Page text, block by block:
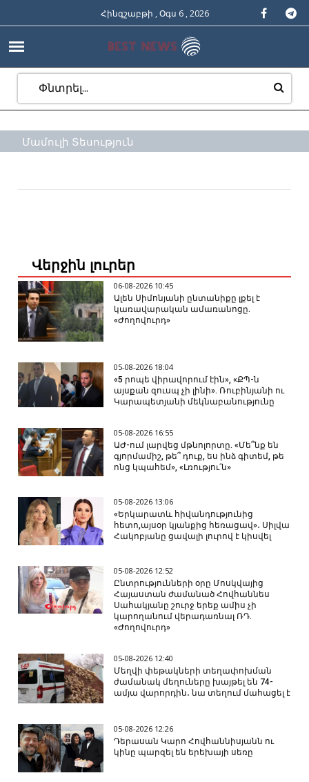
Հինգշաբթի , Օգս 6 , 2026
Մամուլի Տեսություն
Վերջին լուրեր
06-08-2026 10:45
Ալեն Սիմոնյանի ընտանիքը լքել է
կառավարական ամառանոցը.
«Ժողովուրդ»
05-08-2026 18:04
«5 րոպե վիրավորում էին», «ՔՊ-ն
այսքան զուսպ չի լինի». Ռուբինյանի ու
Կարապետյանի մեկնաբանությունը
05-08-2026 16:55
ԱԺ-ում լարվեց մթնոլորտը. «Մե՞նք են
գյորմամիշ, թե՞ դուք, ես ինձ գիտեմ, թե
ոնց կպահեմ», «Լռությու՛ն»
05-08-2026 13:06
«Երկարատև հիվանդությունից
հետո,այսօր կյանքից հեռացավ»․ Սիլվա
Հակոբյանը ցավալի լուրով է կիսվել
05-08-2026 12:52
Ընտրությունների օրը Մոսկվայից
Հայաստան ժամանած Հովհաննես
Սահակյանը շուրջ երեք ամիս չի
կարողանում վերադառնալ ՌԴ.
«Ժողովուրդ»
05-08-2026 12:40
Մեղվի փեթակների տեղափոխման
ժամանակ մեղուները խայթել են 74-
ամյա վարորդին․ նա տեղում մահացել է
05-08-2026 12:26
Դերասան Կարո Հովհաննիսյանն ու
կինը պարզել են երեխայի սեռը